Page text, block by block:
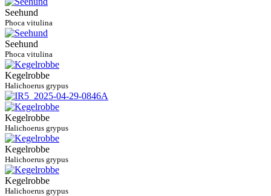
Seehund
Phoca vitulina
Seehund
Phoca vitulina
Kegelrobbe
Halichoerus grypus
Kegelrobbe
Halichoerus grypus
Kegelrobbe
Halichoerus grypus
Kegelrobbe
Halichoerus grypus